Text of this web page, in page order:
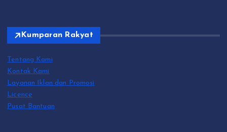
Kumparan Rakyat
Tentang Kami
Kontak Kami
Layanan Iklan dan Promosi
Licence
Pusat Bantuan